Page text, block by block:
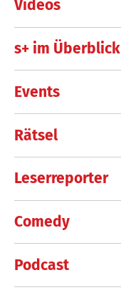
Videos
s+ im Überblick
Events
Rätsel
Leserreporter
Comedy
Podcast